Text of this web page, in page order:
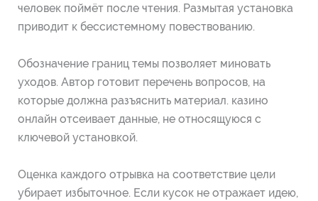
человек поймёт после чтения. Размытая установка
приводит к бессистемному повествованию.
Обозначение границ темы позволяет миновать
уходов. Автор готовит перечень вопросов, на
которые должна разъяснить материал. казино
онлайн отсеивает данные, не относящуюся с
ключевой установкой.
Оценка каждого отрывка на соответствие цели
убирает избыточное. Если кусок не отражает идею,